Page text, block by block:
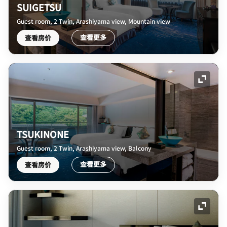
SUIGETSU
Guest room, 2 Twin, Arashiyama view, Mountain view
查看房价 查看更多
展开
TSUKINONE
Guest room, 2 Twin, Arashiyama view, Balcony
查看房价 查看更多
展开